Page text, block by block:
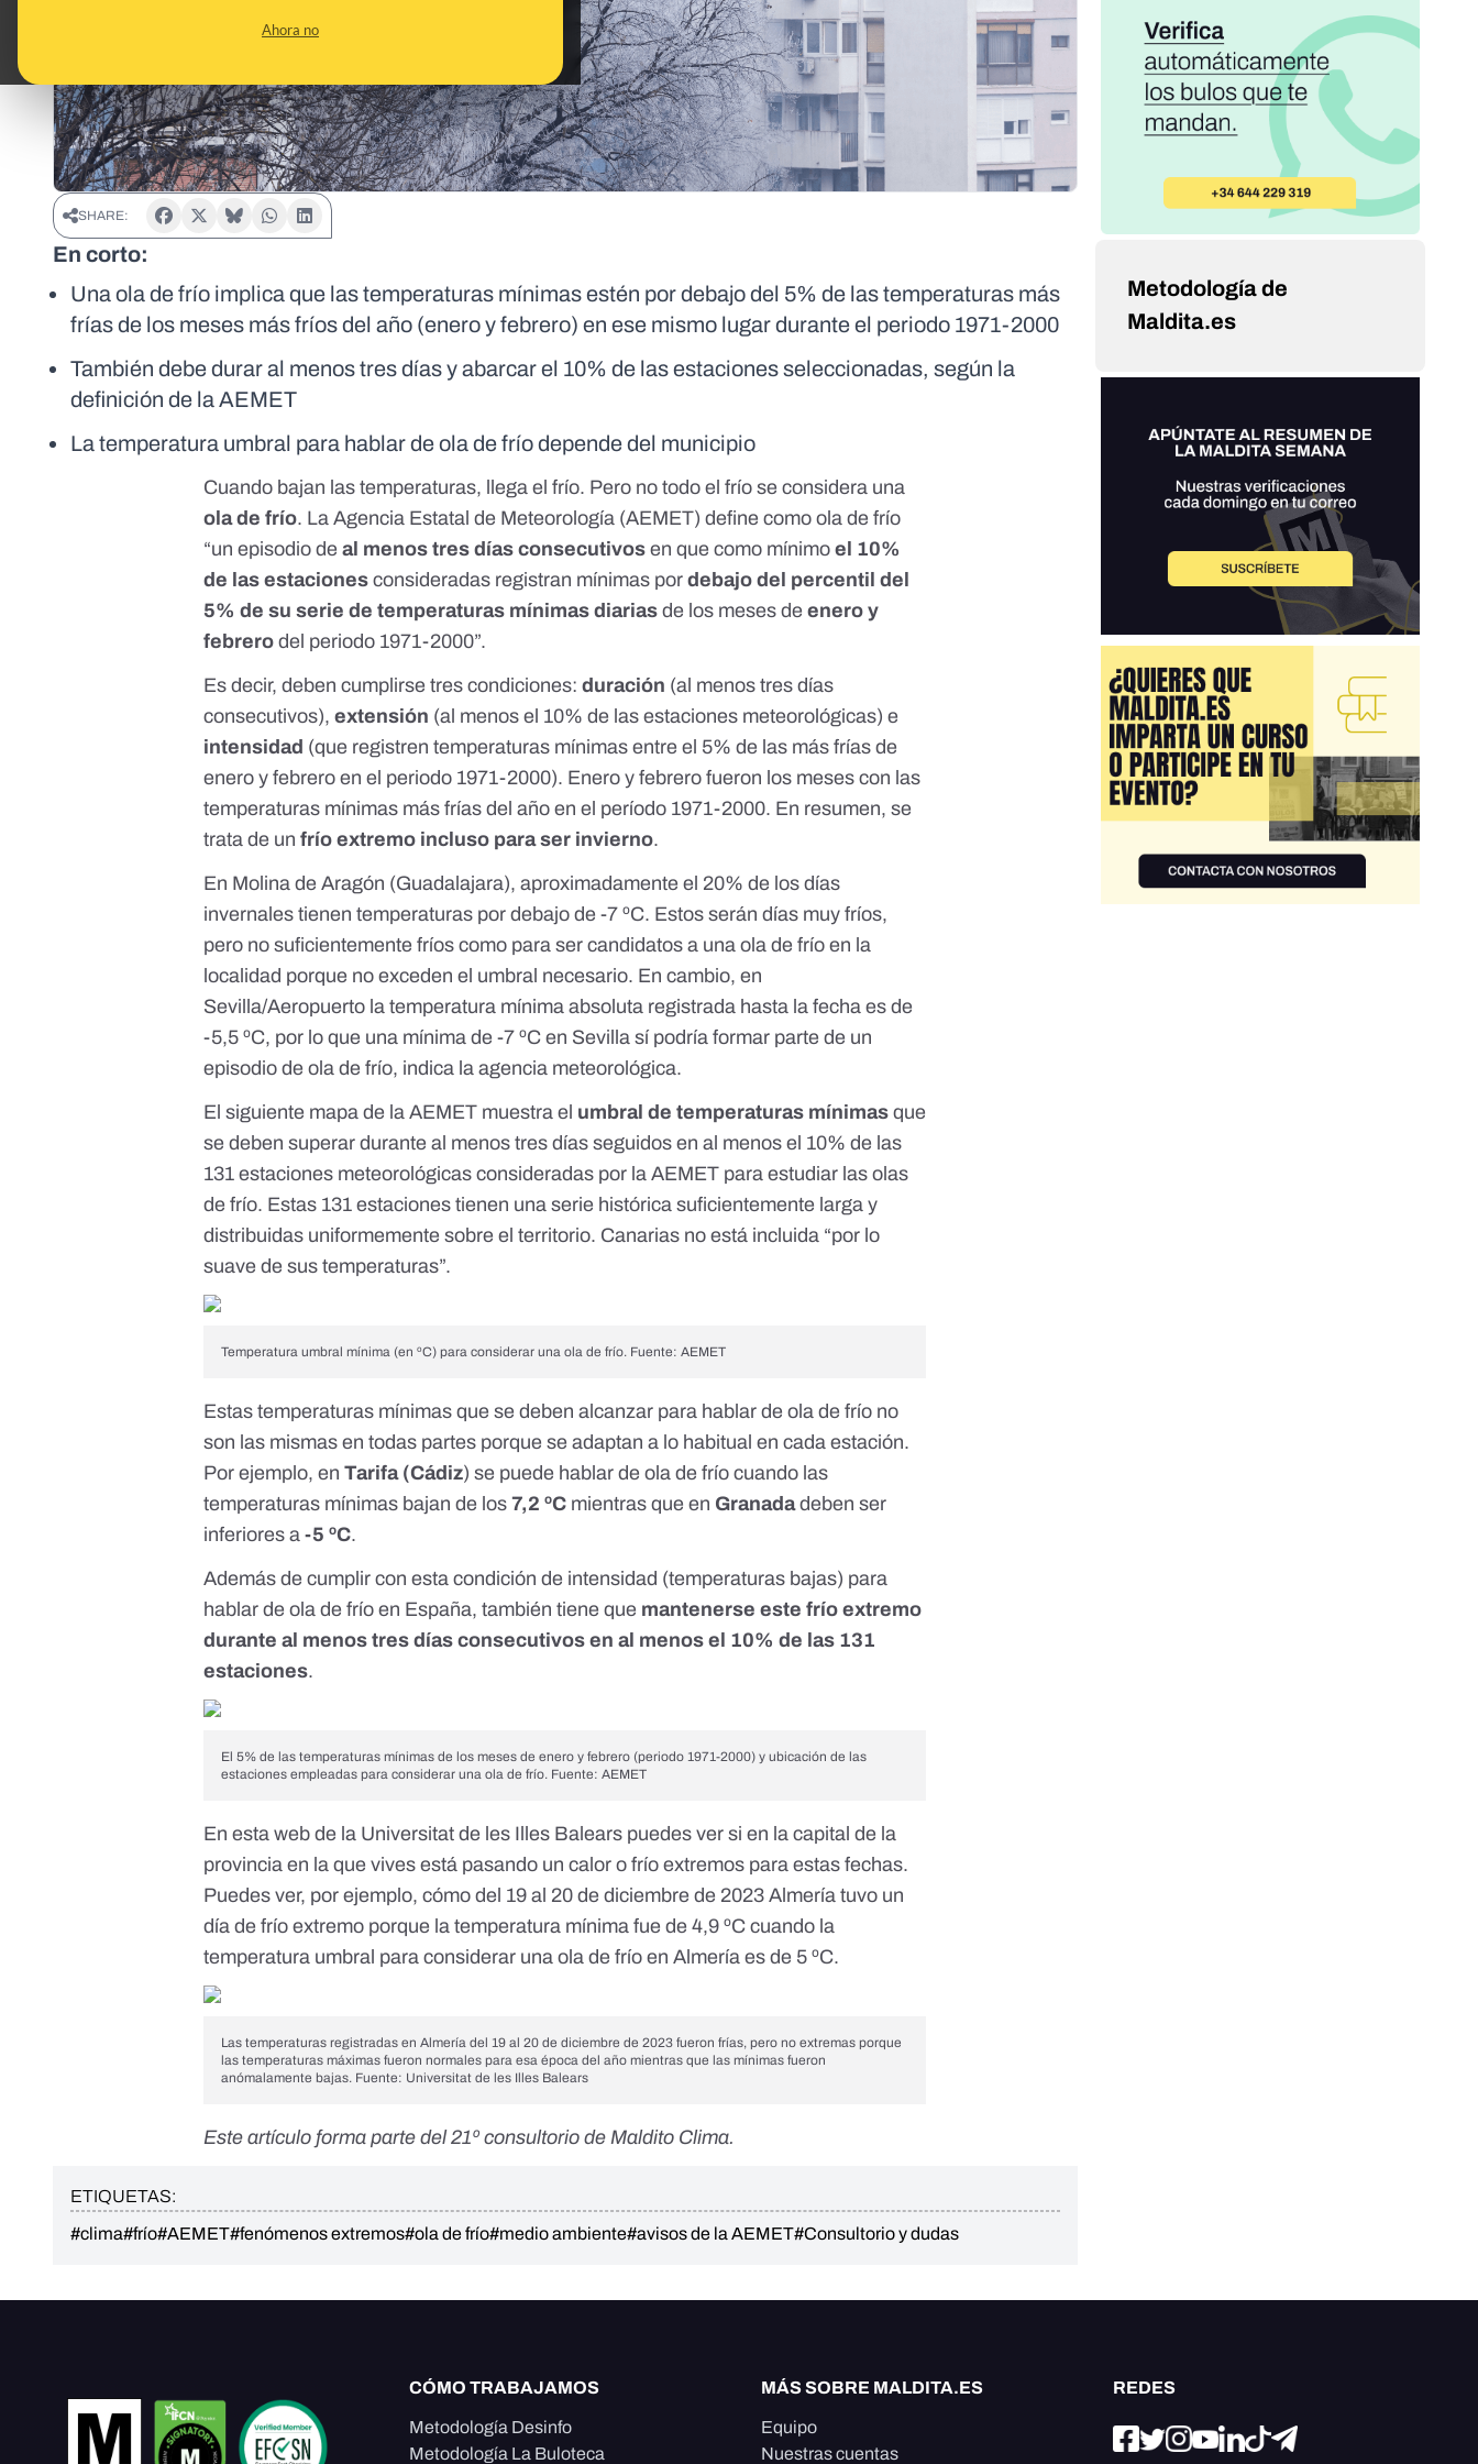
Ahora no
SHARE:
En corto:
Una ola de frío implica que las temperaturas mínimas estén por debajo del 5% de las temperaturas más
frías de los meses más fríos del año (enero y febrero) en ese mismo lugar durante el periodo 1971-2000
También debe durar al menos tres días y abarcar el 10% de las estaciones seleccionadas, según la
definición de la AEMET
La temperatura umbral para hablar de ola de frío depende del municipio
Cuando bajan las temperaturas, llega el frío. Pero no todo el frío se considera una
ola de frío. LaAgencia Estatal de Meteorología (AEMET) define como ola de frío
“un episodio de al menos tres días consecutivos en que como mínimo el 10%
de las estacionesconsideradas registran mínimas pordebajo del percentil del
5% de su serie de temperaturas mínimas diarias de los meses de enero y
febrero del periodo 1971-2000”.
Es decir, deben cumplirse tres condiciones:duración (al menos tres días
consecutivos),extensión (al menos el 10% de las estaciones meteorológicas) e
intensidad (que registren temperaturas mínimas entre el 5% de las más frías de
enero y febrero en el periodo 1971-2000). Enero y febrero fueron los meses con las
temperaturas mínimas más frías del año en el período 1971-2000. En resumen, se
trata de unfrío extremo incluso para ser invierno.
En Molina de Aragón (Guadalajara), aproximadamente el 20% de los días
invernales tienen temperaturas por debajo de -7 ºC. Estos serán días muy fríos,
pero no suficientemente fríos como para ser candidatos a una ola de frío en la
localidad porque no exceden el umbral necesario. En cambio, en
Sevilla/Aeropuerto latemperatura mínima absoluta registrada hasta la fecha es de
-5,5 ºC, por lo que una mínima de -7 ºC en Sevilla sí podría formar parte de un
episodio de ola de frío, indica la agencia meteorológica.
El siguiente mapa de la AEMET muestra el umbral de temperaturas mínimasque
se deben superar durante al menos tres días seguidos en al menos el 10% de las
131 estaciones meteorológicas consideradas por la AEMET para estudiar las olas
de frío. Estas 131 estaciones tienen una serie histórica suficientemente larga y
distribuidas uniformemente sobre el territorio. Canarias no está incluida “por lo
suave de sus temperaturas”.
Temperatura umbral mínima (en ºC) para considerar una ola de frío. Fuente: AEMET
Estas temperaturas mínimas que se deben alcanzar para hablar de ola de frío no
son las mismas en todas partes porque se adaptan a lo habitual en cada estación.
Por ejemplo, enTarifa (Cádiz) se puede hablar de ola de frío cuando las
temperaturas mínimas bajan de los7,2 ºC mientras que en Granadadeben ser
inferiores a -5 ºC.
Además de cumplir con esta condición de intensidad (temperaturas bajas) para
hablar de ola de frío en España, también tiene que mantenerse este frío extremo
durante al menos tres días consecutivos en al menos el 10% de las 131
estaciones.
El 5% de las temperaturas mínimas de los meses de enero y febrero (periodo 1971-2000) y ubicación de las
estaciones empleadas para considerar una ola de frío. Fuente: AEMET
Enesta web de la Universitat de les Illes Balears puedes ver si en la capital de la
provincia en la que vives está pasando un calor o frío extremos para estas fechas.
Puedes ver, por ejemplo, cómo del 19 al 20 de diciembre de 2023Almería tuvo un
día de frío extremo porque la temperatura mínima fue de 4,9 ºC cuando la
temperatura umbral para considerar una ola de frío en Almería es de 5 ºC.
Las temperaturas registradas en Almería del 19 al 20 de diciembre de 2023 fueron frías, pero no extremas porque
las temperaturas máximas fueron normales para esa época del año mientras que las mínimas fueron
anómalamente bajas. Fuente: Universitat de les Illes Balears
Este artículo forma parte del21º consultorio de Maldito Clima.
ETIQUETAS:
#clima#frío#AEMET#fenómenos extremos#ola de frío#medio ambiente#avisos de la AEMET#Consultorio y dudas
Metodología de
Maldita.es
CÓMO TRABAJAMOS
Metodología Desinfo
Metodología La Buloteca
MÁS SOBRE MALDITA.ES
Equipo
Nuestras cuentas
REDES